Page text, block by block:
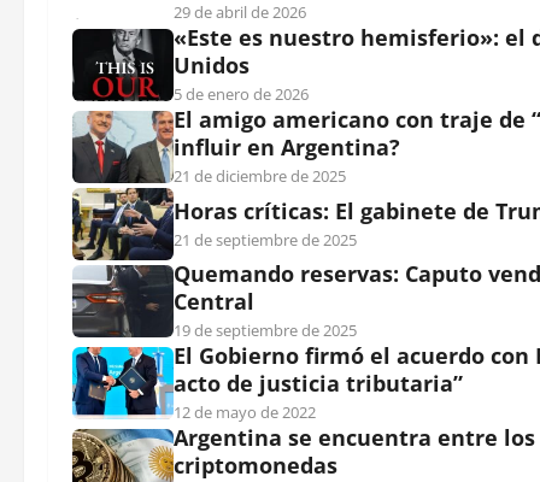
29 de abril de 2026
«Este es nuestro hemisferio»: el
Unidos
5 de enero de 2026
El amigo americano con traje de
influir en Argentina?
21 de diciembre de 2025
Horas críticas: El gabinete de
21 de septiembre de 2025
Quemando reservas: Caputo
Central
19 de septiembre de 2025
El Gobierno firmó el acuerdo
acto de justicia tributaria”
12 de mayo de 2022
Argentina se encuentra entre
criptomonedas